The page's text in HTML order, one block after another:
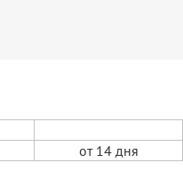
от 14 дня